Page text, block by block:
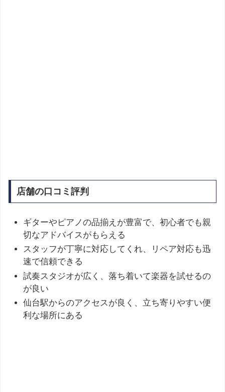
店舗の口コミ評判
ギターやピアノの品揃えが豊富で、初心者でも親
切なアドバイスがもらえる
スタッフが丁寧に対応してくれ、リペア対応も迅
速で信頼できる
試奏スタジオが広く、落ち着いて楽器を試せるの
が良い
仙台駅からのアクセスが良く、立ち寄りやすい便
利な場所にある